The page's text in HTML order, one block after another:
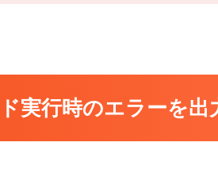
実行時のエラーを出